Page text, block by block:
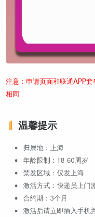
注意：申请页面和联通APP
相同
温馨提示
归属地：上海
年龄限制：18-60周岁
禁发区域：仅发上海
激活方式：快递员上门
合约期：3个月
激活后请立即插入手机